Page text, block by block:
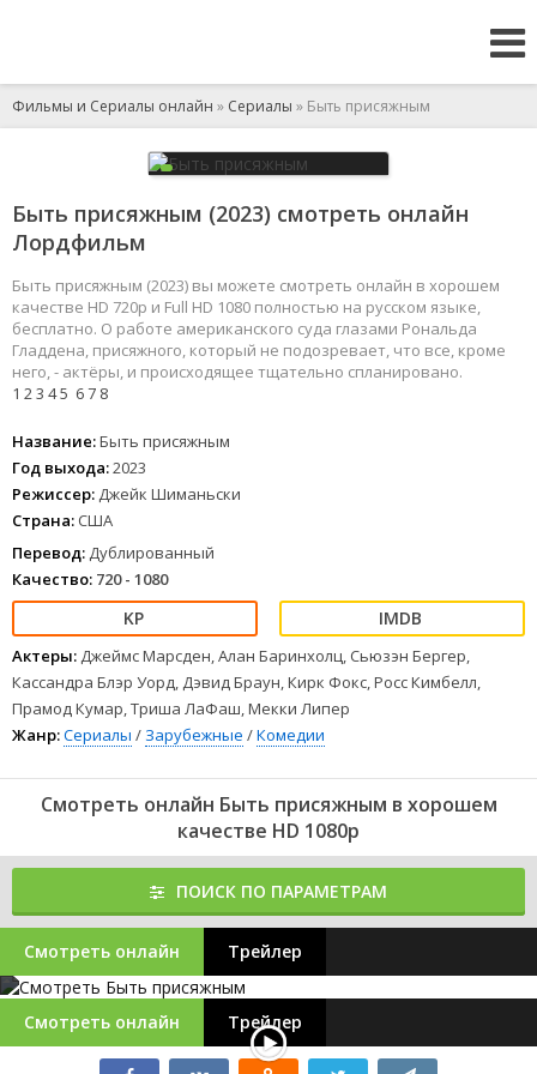
Фильмы и Сериалы онлайн » Сериалы » Быть присяжным
Быть присяжным (2023) смотреть онлайн
Лордфильм
Быть присяжным (2023) вы можете смотреть онлайн в хорошем
качестве HD 720p и Full HD 1080 полностью на русском языке,
бесплатно. О работе американского суда глазами Рональда
Гладдена, присяжного, который не подозревает, что все, кроме
него, - актёры, и происходящее тщательно спланировано.
1 23 45 67 8
Название:Быть присяжным
Год выхода:2023
Режиссер: Джейк Шиманьски
Страна: США
Перевод: Дублированный
Качество: 720 - 1080
Актеры: Джеймс Марсден, Алан Баринхолц, Сьюзэн Бергер,
Кассандра Блэр Уорд, Дэвид Браун, Кирк Фокс, Росс Кимбелл,
Прамод Кумар, Триша ЛаФаш, Мекки Липер
Жанр:Сериалы / Зарубежные /Комедии
Смотреть онлайн Быть присяжным в хорошем
качестве HD 1080p
ПОИСК ПО ПАРАМЕТРАМ
Смотреть онлайн Трейлер
Смотреть онлайн Трейлер